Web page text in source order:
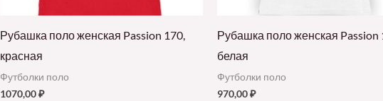
Рубашка поло женская Passion 170,
красная
Футболки поло
1070,00₽
Рубашка поло женская Passion
белая
Футболки поло
970,00₽